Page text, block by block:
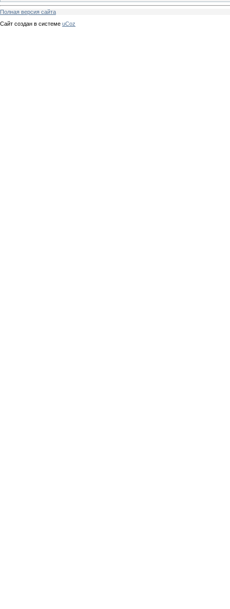
Полная версия сайта
Сайт создан в системе uCoz